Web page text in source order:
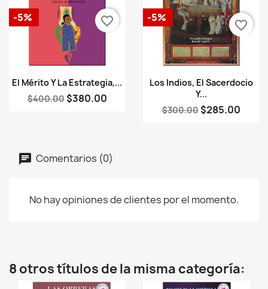
Vista rápida
El Mérito Y La Estrategia,...
$400.00 $380.00
-5% favorite_border
Vista rápida
Los Indios, El Sacerdocio
Y...
$300.00 $285.00
-5%
favorite_border
Comentarios (0)
No hay opiniones de clientes por el momento.
8 otros títulos de la misma categoría: